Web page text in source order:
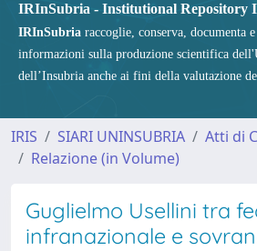
IRInSubria - Institutional Repository
IRInSubria raccoglie, conserva, documenta
informazioni sulla produzione scientifica
dell’Insubria anche ai fini della valutazione
IRIS SIARI UNINSUBRIA
Atti di
Relazione (in Volume)
Guglielmo Usellini tra
infranazionale e